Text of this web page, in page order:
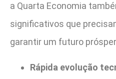
a Quarta Economia
significativos que
garantir um futuro
Rápida evolução